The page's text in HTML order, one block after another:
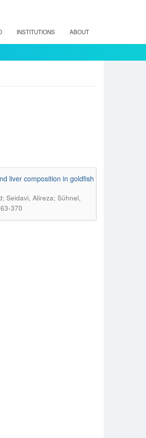
INSTITUTIONS ABOUT
liver composition in goldfish
Seidavi, Alireza; Sühnel,
370